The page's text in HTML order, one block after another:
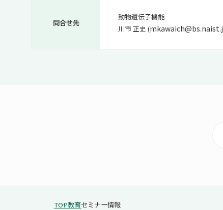
問合せ先
動物遺伝子機能
川市 正史 (
TOP教育セミナー情報